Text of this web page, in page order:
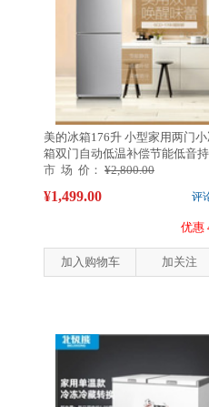
美的冰箱176升 小型家用两门
箱双门自动低温补偿节能低音
锁冷B...
市 场 价： ¥2,800.00
评
¥1,499.00
优惠
加入购物车 加关注